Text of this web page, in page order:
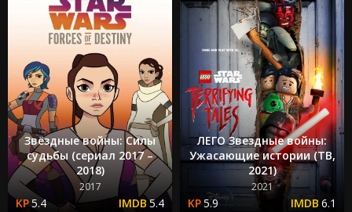
Звёздные войны: Силы
судьбы (сериал 2017 –
2018)
2017
5.4 5.4
ЛЕГО Звездные войны:
Ужасающие истории (ТВ,
2021)
2021
5.9 6.1